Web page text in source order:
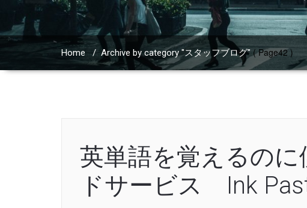
Home / Archive by category "スタッフブログ" ( Page42 )
英単語を覚えるの
ドサービス Ink